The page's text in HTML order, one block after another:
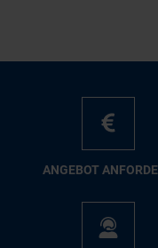
AN­GE­BOT